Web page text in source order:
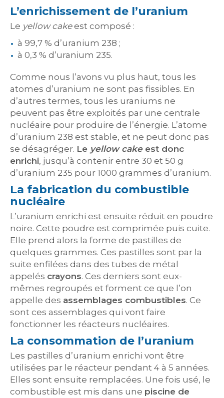
L’enrichissement de l’uranium
Le yellow cakeest composé :
à 99,7 % d’uranium 238 ;
à 0,3 % d’uranium 235.
Comme nous l’avons vu plus haut, tous les
atomes d’uranium ne sont pas fissibles. En
d’autres termes, tous les uraniums ne
peuvent pas être exploités par une centrale
nucléaire pour produire de l’énergie. L’atome
d’uranium 238 est stable, et ne peut donc pas
se désagréger. Le yellow cakeest donc
enrichi, jusqu’à contenir entre 30 et 50 g
d’uranium 235 pour 1000 grammes d’uranium.
La fabrication du combustible
nucléaire
L’uranium enrichi est ensuite réduit en poudre
noire. Cette poudre est comprimée puis cuite.
Elle prend alors la forme de pastilles de
quelques grammes. Ces pastilles sont par la
suite enfilées dans des tubes de métal
appelés crayons. Ces derniers sont eux-
mêmes regroupés et forment ce que l’on
appelle des assemblages combustibles. Ce
sont ces assemblages qui vont faire
fonctionner les réacteurs nucléaires.
La consommation de l’uranium
Les pastilles d’uranium enrichi vont être
utilisées par le réacteur pendant 4 à 5 années.
Elles sont ensuite remplacées. Une fois usé, le
combustible est mis dans une piscine de